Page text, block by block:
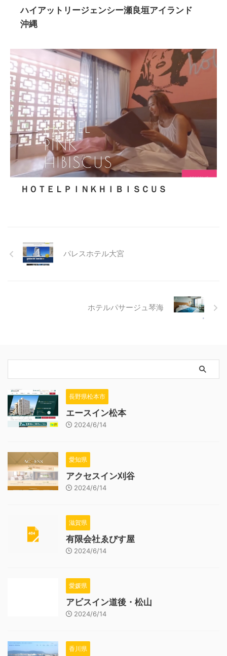
ハイアットリージェンシー瀬良垣アイランド
沖縄
ＨＯＴＥＬＰＩＮＫＨＩＢＩＳＣＵＳ
パレスホテル大宮
ホテルパサージュ琴海
長野県松本市
エースイン松本
2024/6/14
愛知県
アクセスイン刈谷
2024/6/14
滋賀県
有限会社ゑびす屋
2024/6/14
愛媛県
アビスイン道後・松山
2024/6/14
香川県